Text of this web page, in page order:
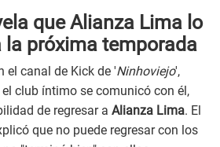
que Alianza Lima lo
próxima temporada
el canal de Kick de 'Ninhoviejo',
el club íntimo se comunicó con él,
de regresar a Alianza Lima. El
que no puede regresar con los